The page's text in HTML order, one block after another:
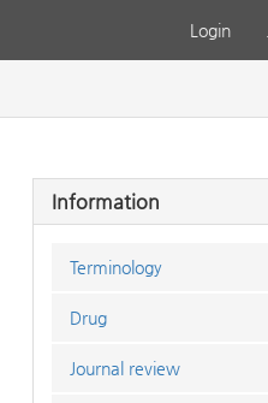
Login
Information
Terminology
Drug
Journal review